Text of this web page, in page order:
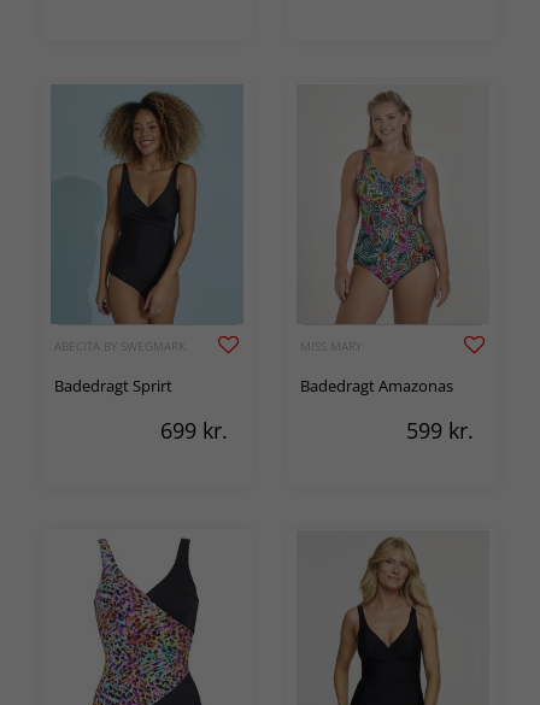
ABECITA BY SWEGMARK
Badedragt Sprirt
699 kr.
MISS MARY
Badedragt Amazonas
599 kr.